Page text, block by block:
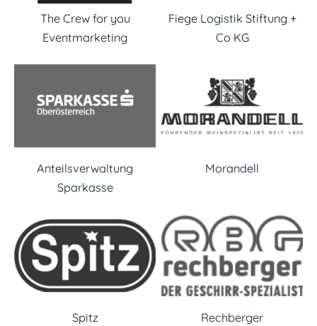
The Crew for you
Eventmarketing
Fiege Logistik Stiftung +
Co KG
Anteilsverwaltung
Sparkasse
Morandell
Spitz Rechberger